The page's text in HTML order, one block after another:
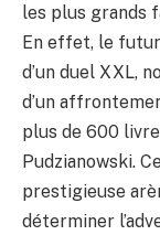
les plus grands
En effet, le
d’un duel XXL,
d’un
plus de 600
Pudzianowski.
prestigieuse
déterminer